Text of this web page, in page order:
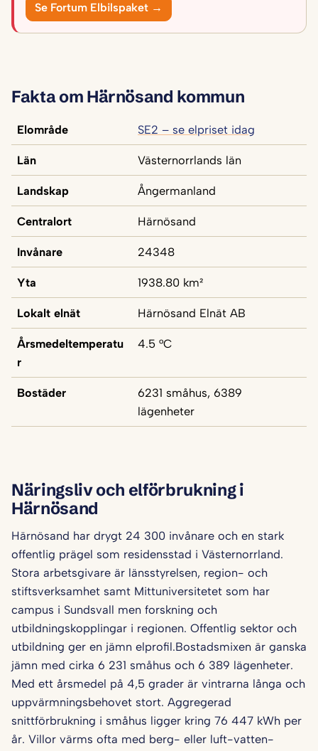
Se Fortum Elbilspaket →
Fakta om Härnösand kommun
Elområde SE2 – se elpriset idag
Län Västernorrlands län
Landskap Ångermanland
Centralort Härnösand
Invånare 24348
Yta 1938.80 km²
Lokalt elnät Härnösand Elnät AB
Årsmedeltemperatu
r
4.5 °C
Bostäder
6231 småhus, 6389
lägenheter
Näringsliv och elförbrukning i
Härnösand
Härnösand har drygt 24 300 invånare och en stark
offentlig prägel som residensstad i Västernorrland.
Stora arbetsgivare är länsstyrelsen, region- och
stiftsverksamhet samt Mittuniversitetet som har
campus i Sundsvall men forskning och
utbildningskopplingar i regionen. Offentlig sektor och
utbildning ger en jämn elprofil.Bostadsmixen är ganska
jämn med cirka 6 231 småhus och 6 389 lägenheter.
Med ett årsmedel på 4,5 grader är vintrarna långa och
uppvärmningsbehovet stort. Aggregerad
snittförbrukning i småhus ligger kring 76 447 kWh per
år. Villor värms ofta med berg- eller luft-vatten-